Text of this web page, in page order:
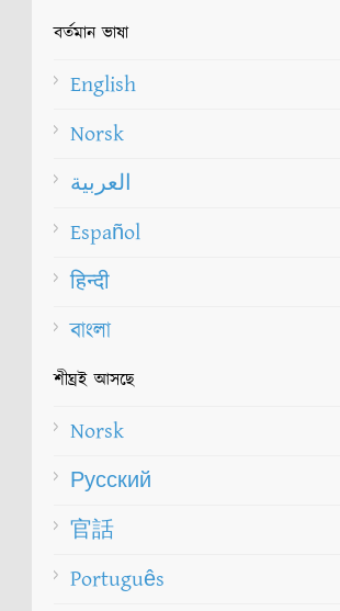
বর্তমান ভাষা
English
Norsk
العربية
Español
हिन्दी
বাংলা
শীঘ্রই আসছে
Norsk
Русский
官話
Português